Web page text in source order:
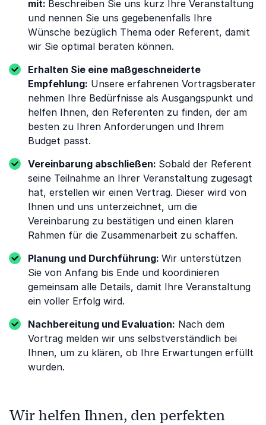
mit: Beschreiben Sie uns kurz Ihre Veranstaltung
und nennen Sie uns gegebenenfalls Ihre
Wünsche bezüglich Thema oder Referent, damit
wir Sie optimal beraten können.
Erhalten Sie eine maßgeschneiderte
Empfehlung: Unsere erfahrenen Vortragsberater
nehmen Ihre Bedürfnisse als Ausgangspunkt und
helfen Ihnen, den Referenten zu finden, der am
besten zu Ihren Anforderungen und Ihrem
Budget passt.
Vereinbarung abschließen: Sobald der Referent
seine Teilnahme an Ihrer Veranstaltung zugesagt
hat, erstellen wir einen Vertrag. Dieser wird von
Ihnen und uns unterzeichnet, um die
Vereinbarung zu bestätigen und einen klaren
Rahmen für die Zusammenarbeit zu schaffen.
Planung und Durchführung: Wir unterstützen
Sie von Anfang bis Ende und koordinieren
gemeinsam alle Details, damit Ihre Veranstaltung
ein voller Erfolg wird.
Nachbereitung und Evaluation: Nach dem
Vortrag melden wir uns selbstverständlich bei
Ihnen, um zu klären, ob Ihre Erwartungen erfüllt
wurden.
Wir helfen Ihnen, den perfekten